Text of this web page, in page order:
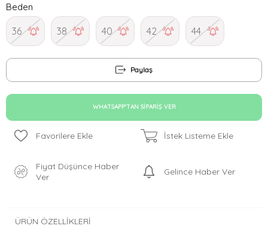
Beden
36 38 40 42 44
Paylaş
WHATSAPP'TAN SIPARIŞ VER
Favorilere Ekle İstek Listeme Ekle
Fiyat Düşünce Haber
Ver
Gelince Haber Ver
ÜRÜN ÖZELLIKLERI